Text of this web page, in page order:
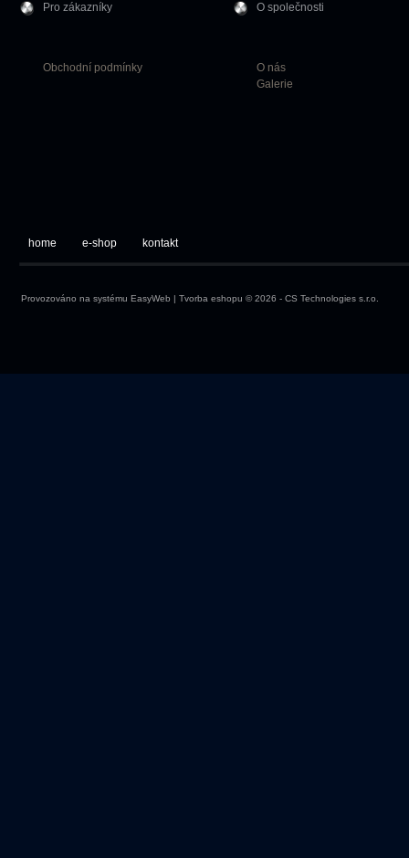
Pro zákazníky
Obchodní podmínky
O společnosti
O nás
Galerie
home e-shop kontakt
Provozováno na systému EasyWeb | Tvorba eshopu © 2026 - CS Technologies s.r.o.